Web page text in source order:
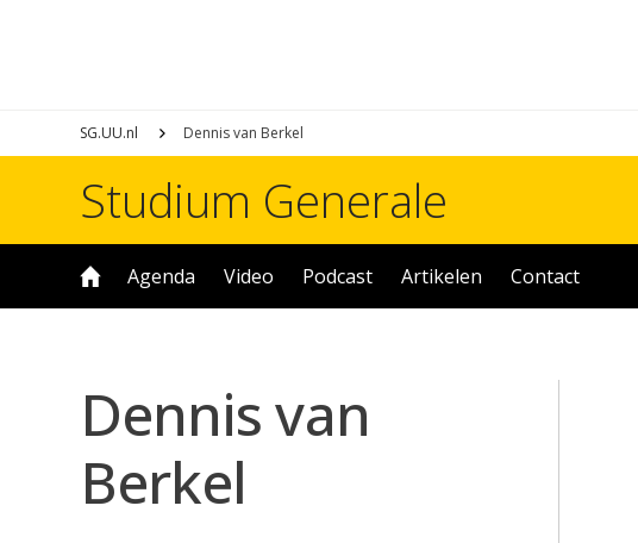
SG.UU.nl Dennis van Berkel
Studium Generale
Agenda Video Podcast Artikelen Contact
Dennis van
Berkel